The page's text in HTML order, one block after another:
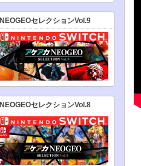
NEOGEOセレクションVol.9
NEOGEOセレクションVol.8